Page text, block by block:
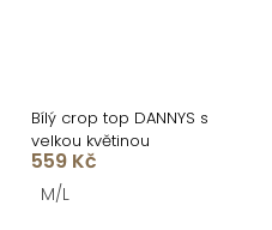
Bílý crop top DANNYS s
velkou květinou
559 Kč
M/L